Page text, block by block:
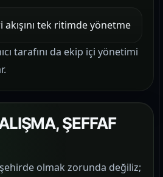
tek ritimde yönetme
tarafını da ekip içi yönetimi
ŞEFFAF
olmak zorunda değiliz;